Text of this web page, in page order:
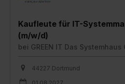
Kaufleute für IT-
(m/w/d)
bei GREEN IT Das Systemhaus
44227 Dortmund